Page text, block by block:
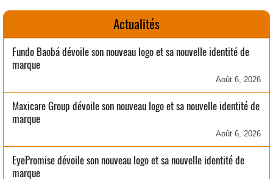
Actualités
Fundo Baobá dévoile son nouveau logo et sa nouvelle identité de
marque
Août 6, 2026
Maxicare Group dévoile son nouveau logo et sa nouvelle identité de
marque
Août 6, 2026
EyePromise dévoile son nouveau logo et sa nouvelle identité de
marque